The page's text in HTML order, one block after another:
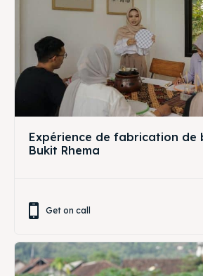
Expérience de fabrication de
Bukit Rhema
Get on call